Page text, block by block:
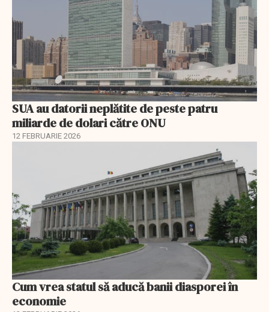
SUA au datorii neplătite de peste patru
miliarde de dolari către ONU
12 FEBRUARIE 2026
Cum vrea statul să aducă banii diasporei în
economie